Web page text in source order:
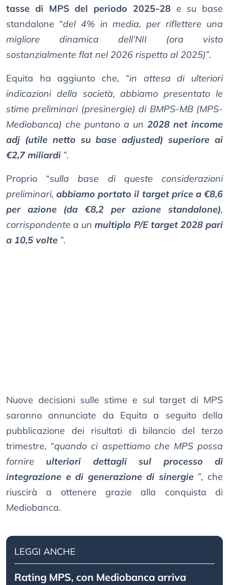
tasse di MPS del periodo 2025-28e su base
standalone “del 4% in media, per riflettere una
migliore dinamica dell’NII (ora visto
sostanzialmente flat nel 2026 rispetto al 2025)”.
Equita ha aggiunto che, “in attesa di ulteriori
indicazioni della società, abbiamo presentato le
stime preliminari (presinergie) di BMPS-MB (MPS-
Mediobanca) che puntano a un 2028 net income
adj (utile netto su base adjusted) superiore ai
€2,7 miliardi ”.
Proprio “sulla base di queste considerazioni
preliminari,abbiamo portato il target price a €8,6
per azione (da €8,2 per azione standalone),
corrispondente a unmultiplo P/E target 2028 pari
a 10,5 volte ”.
Nuove decisioni sulle stime e sul target di MPS
saranno annunciate da Equita a seguito della
pubblicazione dei risultati di bilancio del terzo
trimestre, “quando ci aspettiamo che MPS possa
fornire ulteriori dettagli sul processo di
integrazione e di generazione di sinergie ”, che
riuscirà a ottenere grazie alla conquista di
Mediobanca.
LEGGI ANCHE
Rating MPS, con Mediobanca arriva